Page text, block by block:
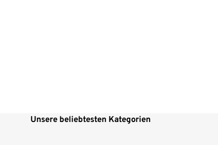
Unsere beliebtesten Kategorien